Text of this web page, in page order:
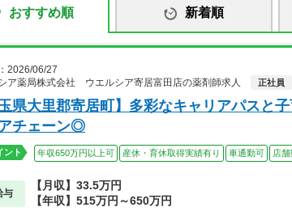
おすすめ順 新着順
2026/06/27
ア薬局株式会社 ウエルシア寄居富田店の薬剤師求人
正社員
玉県大里郡寄居町】多彩なキャリアパスと
チェーン◎
ント 年収650万円以上可 産休・育休取得実績有り 車通勤可 店
与
【月収】33.5万円
【年収】515万円～650万円